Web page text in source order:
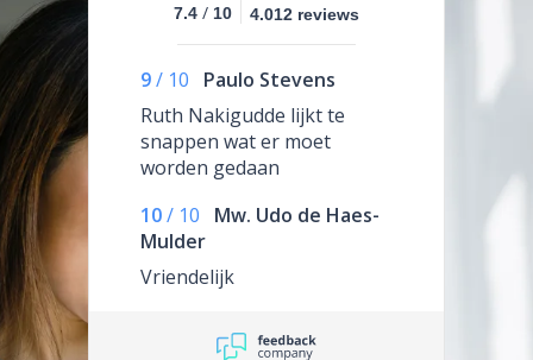
7.4 / 10 4.012 reviews
9/ 10
Paulo Stevens
Ruth Nakigudde lijkt te
snappen wat er moet
worden gedaan
10/ 10
Mw. Udo de Haes-
Mulder
Vriendelijk